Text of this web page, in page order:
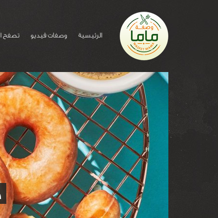
الرئيسية وصفات فيديو تصفح